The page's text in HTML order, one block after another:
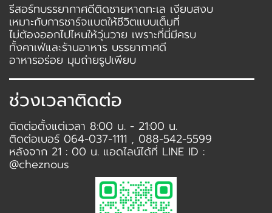
รีสอร์ทบรรยากาศดีติดชายหาดทะเล เงียบสงบ
เหมาะกับการชาร์จแบตให้ชีวิตแบบเต็มที่
ไม่ต้องออกไปไหนให้วุ่นวาย เพราะที่นี่มีครบ
ทั้งคาเฟ่และร้านอาหาร บรรยากาศดี
อาหารอร่อย มุมถ่ายรูปเพียบ
ช่วงเวลาติดต่อ
ติดต่อตั้งแต่เวลา 8:00 น. - 21:00 น.
ติดต่อเบอร์ 064-037-1111 , 088-542-5599
หลังจาก 21 : 00 น. แอดไลน์ได้ที่ LINE ID :
@cheznous